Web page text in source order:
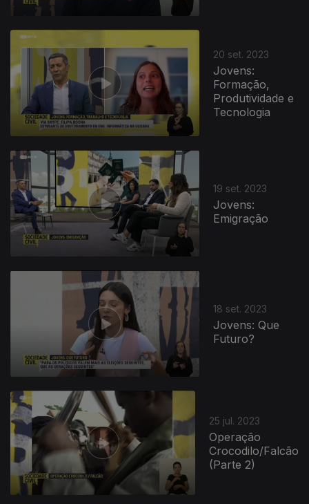
20 set. 2023
Jovens:
Formação,
Produtividade e
Tecnologia
19 set. 2023
Jovens:
Emigração
18 set. 2023
Jovens: Que
Futuro?
25 jul. 2023
Operação
Crocodilo/Falcão
(Parte 2)
706763